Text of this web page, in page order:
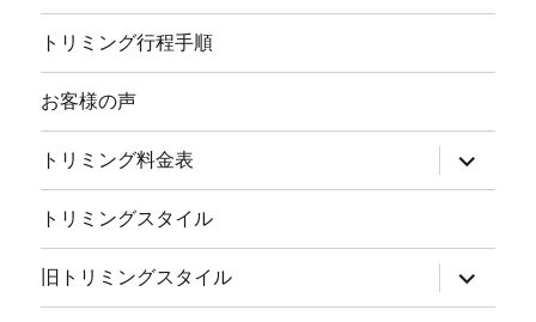
トリミング行程手順
お客様の声
トリミング料金表
サ
ブ
メ
ー
を
展
開
トリミングスタイル
旧トリミングスタイル
サ
ブ
メ